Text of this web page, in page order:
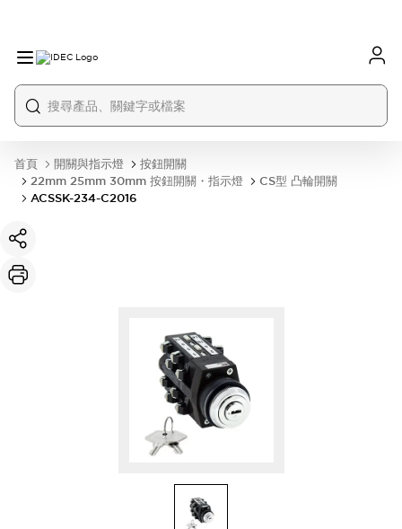
首頁 開關與指示燈
按鈕開關
22mm 25mm 30mm 按鈕開關・指示燈
CS型 凸輪開關
ACSSK-234-C2016